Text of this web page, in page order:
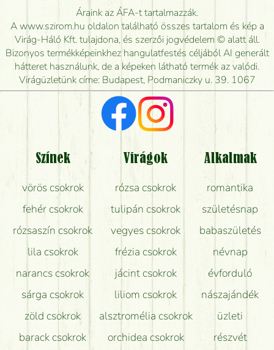
Meddig rendelhetek virágküldést úgy, hogy még ma
kiszállítsák?
Mennyire gyorsan tudják elkészíteni a csokrot, és
mikor tudják leghamarabb kiszállítani?
Vörös rózsát keresek, van önöknél?
Milyen visszajelzést kapok a virágküldésről?
Tényleg azt kapom, ami a képen van?
Mit kell tudni a virágcsokrok szállításáról?
Hogy marad a lehető legtovább friss a csokor?
Tudok adventi koszorút vásárolni boltban?
Áraink az ÁFA-t tartalmazzák.
A www.szirom.hu oldalon található összes tartalom és kép a
Virág-Háló Kft. tulajdona, és szerzői jogvédelem © alatt áll.
Bizonyos termékképeinkhez hangulatfestés céljából AI generált
hátteret használunk, de a képeken látható termék az valódi.
Virágüzletünk címe: Budapest, Podmaniczky u. 39. 1067
Színek
vörös csokrok
fehér csokrok
rózsaszín csokrok
lila csokrok
narancs csokrok
sárga csokrok
zöld csokrok
barack csokrok
Virágok
rózsa csokrok
tulipán csokrok
vegyes csokrok
frézia csokrok
jácint csokrok
liliom csokrok
alsztromélia csokrok
orchidea csokrok
Alkalmak
romantika
születésnap
babaszületés
névnap
évforduló
nászajándék
üzleti
részvét